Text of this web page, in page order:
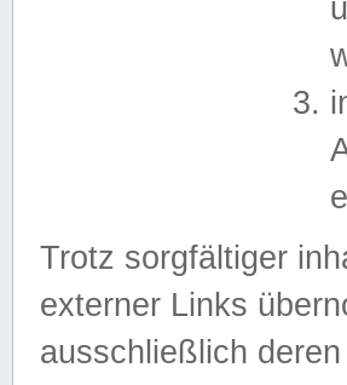
Trotz sorgfältiger
externer Links
ausschließlich